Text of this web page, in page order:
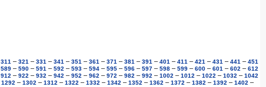
311 – 321 – 331 – 341 – 351 – 361 – 371 – 381 – 391 – 401 – 411 – 421 – 431 – 441 – 451
589– 590– 591 – 592 – 593– 594– 595– 596– 597– 598– 599– 600– 601 – 602 – 612
912 – 922 – 932 – 942 – 952 – 962 – 972 – 982 – 992 – 1002 – 1012 – 1022 – 1032 – 1042
1292 – 1302 – 1312 – 1322 – 1332 – 1342 – 1352 – 1362 – 1372 – 1382 – 1392 – 1402 –